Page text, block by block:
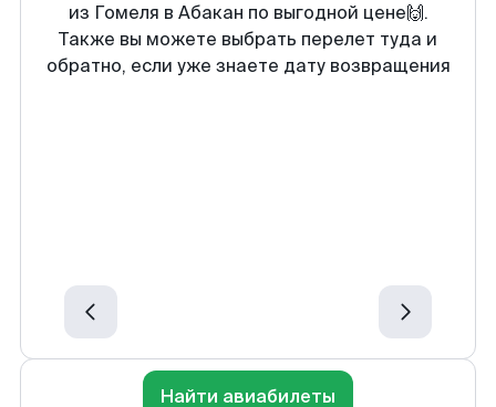
из Гомеля в Абакан по выгодной цене🙌.
Также вы можете выбрать перелет туда и
обратно, если уже знаете дату возвращения
Найти авиабилеты